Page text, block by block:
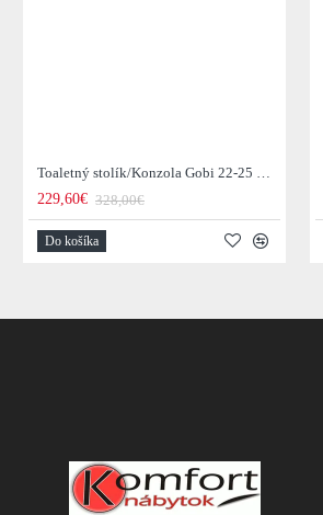
Toaletný stolík/Konzola Gobi 22-25 Mango drevo
229,60€ 328,00€
Do košíka